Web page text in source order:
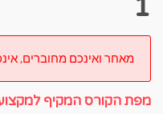
1
מאחר ואינכם מחוברים,
מפת הקורס המקיף